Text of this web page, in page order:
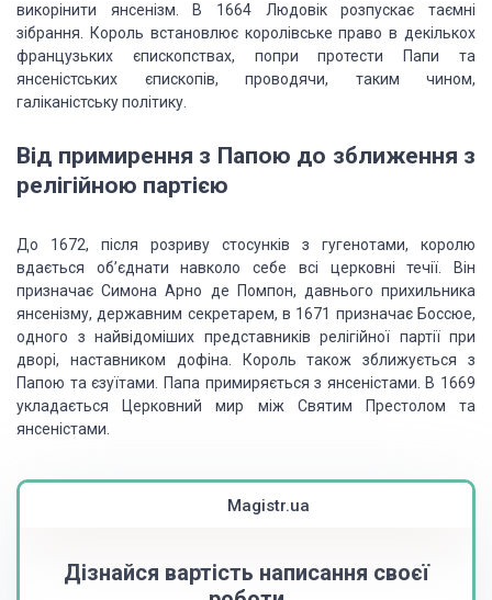
викорінити янсенізм. В 1664 Людовік розпускає таємні
зібрання. Король встановлює королівське право в декількох
французьких єпископствах, попри протести Папи та
янсеністських єпископів, проводячи, таким чином,
галіканістську політику.
Від примирення з Папою до зближення з
релігійною партією
До 1672, після розриву стосунків з гугенотами, королю
вдається об’єднати навколо себе всі церковні течії. Він
призначає Симона Арно де Помпон, давнього прихильника
янсенізму, державним секретарем, в 1671 призначає Боссюе,
одного з найвідоміших представників релігійної партії при
дворі, наставником дофіна. Король також зближується з
Папою та єзуїтами. Папа примиряється з янсеністами. В 1669
укладається Церковний мир між Святим Престолом та
янсеністами.
Magistr.ua
Дізнайся вартість написання своєї